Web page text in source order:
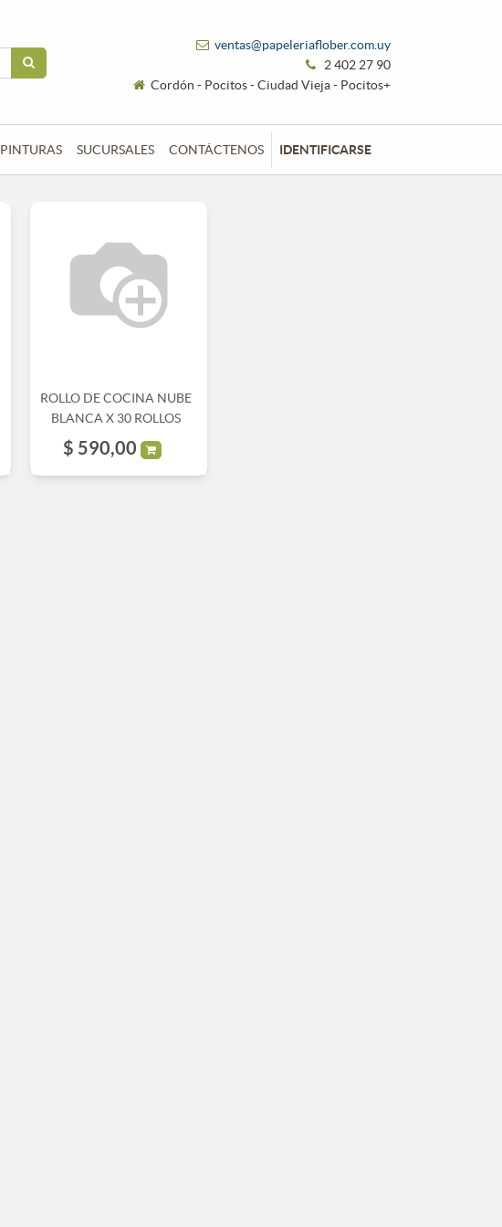
ventas@papeleriaflober.com.uy
2 402 27 90
Cordón - Pocitos - Ciudad Vieja - Pocitos+
PINTURAS SUCURSALES CONTÁCTENOS IDENTIFICARSE
ROLLO DE COCINA NUBE
BLANCA X 30 ROLLOS
$ 590,00